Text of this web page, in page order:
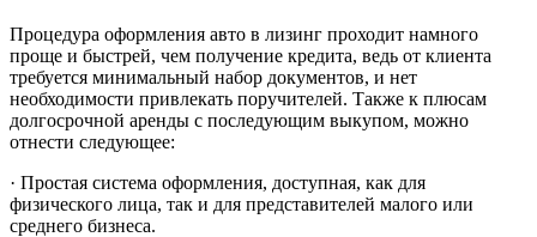
Процедура оформления авто в лизинг проходит намного
проще и быстрей, чем получение кредита, ведь от клиента
требуется минимальный набор документов, и нет
необходимости привлекать поручителей. Также к плюсам
долгосрочной аренды с последующим выкупом, можно
отнести следующее:
· Простая система оформления, доступная, как для
физического лица, так и для представителей малого или
среднего бизнеса.